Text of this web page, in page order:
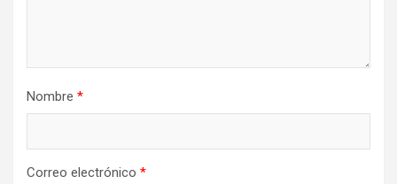
Nombre *
Correo electrónico *